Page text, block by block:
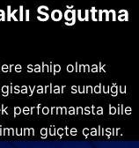
Soğutma
sahip olmak
sunduğu
performansta bile
güçte çalışır.